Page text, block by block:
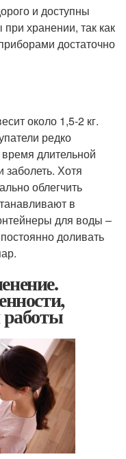
и доступны
хранении, так как
достаточно
около 1,5-2 кг.
редко
длительной
заболеть. Хотя
облегчить
в
для воды –
доливать
работы